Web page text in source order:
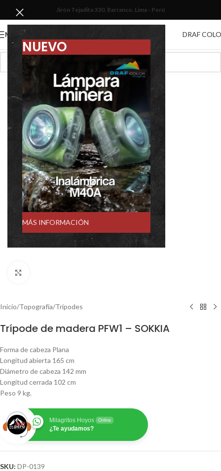
NUEVO
MÁS INFORMACIÓN
Jirón Tejadita 330, Barranco. Lima - Perú
MENU DRAF
Inicio/Topografía/Trípodes
Trípode de madera PFW1 – SOKKIA
Forma de cabeza Plana
Longitud abierta 165 cm
Diámetro de cabeza 142 mm
Longitud cerrada 102 cm
Peso 9 kg.
Milagritos Hoyos Online
¿Te ayudamos?
SKU: DP-0139